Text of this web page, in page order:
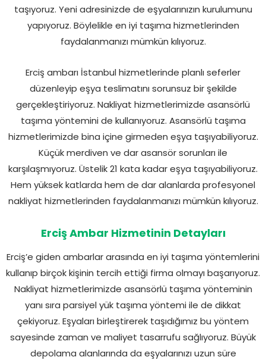
taşıyoruz. Yeni adresinizde de eşyalarınızın kurulumunu
yapıyoruz. Böylelikle en iyi taşıma hizmetlerinden
faydalanmanızı mümkün kılıyoruz.
Erciş ambarı İstanbul hizmetlerinde planlı seferler
düzenleyip eşya teslimatını sorunsuz bir şekilde
gerçekleştiriyoruz. Nakliyat hizmetlerimizde asansörlü
taşıma yöntemini de kullanıyoruz. Asansörlü taşıma
hizmetlerimizde bina içine girmeden eşya taşıyabiliyoruz.
Küçük merdiven ve dar asansör sorunları ile
karşılaşmıyoruz. Üstelik 21 kata kadar eşya taşıyabiliyoruz.
Hem yüksek katlarda hem de dar alanlarda profesyonel
nakliyat hizmetlerinden faydalanmanızı mümkün kılıyoruz.
Erciş Ambar Hizmetinin Detayları
Erciş’e giden ambarlar arasında en iyi taşıma yöntemlerini
kullanıp birçok kişinin tercih ettiği firma olmayı başarıyoruz.
Nakliyat hizmetlerimizde asansörlü taşıma yönteminin
yanı sıra parsiyel yük taşıma yöntemi ile de dikkat
çekiyoruz. Eşyaları birleştirerek taşıdığımız bu yöntem
sayesinde zaman ve maliyet tasarrufu sağlıyoruz. Büyük
depolama alanlarında da eşyalarınızı uzun süre